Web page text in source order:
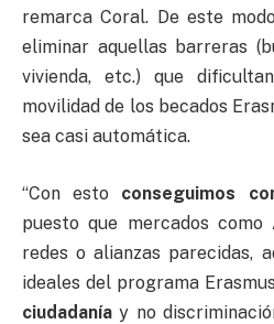
remarca Coral. De este
eliminar aquellas barreras
vivienda, etc.) que
movilidad de los becados
sea casi automática.
“Con esto conseguimos
puesto que mercados como
redes o alianzas parecidas,
ideales del programa
ciudadanía y no